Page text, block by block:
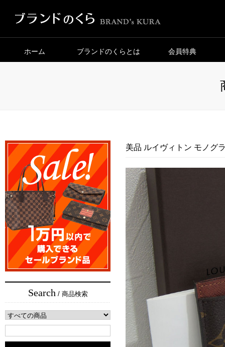
ホーム ブランドのくらとは 会員特典
Search/ 商品検索
美品 ルイヴィトン モノグ